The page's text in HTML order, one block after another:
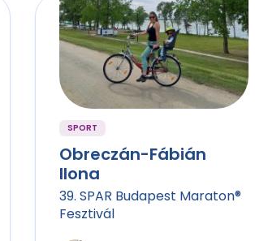
SPORT
Obreczán-Fábián
Ilona
39. SPAR Budapest Maraton®
Fesztivál